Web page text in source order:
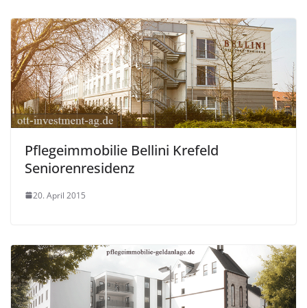
Pflegeimmobilie Bellini Krefeld
Seniorenresidenz
20. April 2015